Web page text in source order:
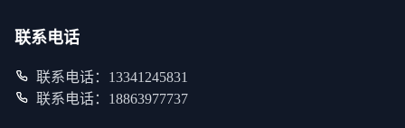
联系电话
联系电话：13341245831
联系电话：18863977737